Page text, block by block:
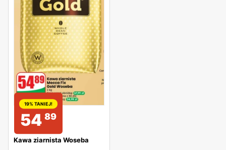
19% TANIEJ!
54 89
Kawa ziarnista Woseba